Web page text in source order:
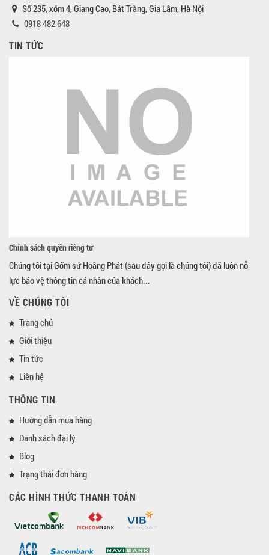
Số 235, xóm 4, Giang Cao, Bát Tràng, Gia Lâm, Hà Nội
0918 482 648
TIN TỨC
Chính sách quyền riêng tư
Chúng tôi tại Gốm sứ Hoàng Phát (sau đây gọi là chúng tôi) đã luôn nỗ
lực bảo vệ thông tin cá nhân của khách...
VỀ CHÚNG TÔI
Trang chủ
Giới thiệu
Tin tức
Liên hệ
THÔNG TIN
Hướng dẫn mua hàng
Danh sách đại lý
Blog
Trạng thái đơn hàng
CÁC HÌNH THỨC THANH TOÁN